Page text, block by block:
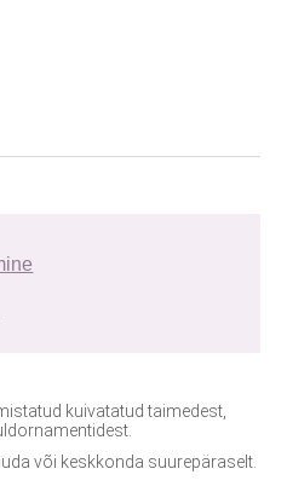
kuivatatud taimedest,
või keskkonda suurepäraselt.